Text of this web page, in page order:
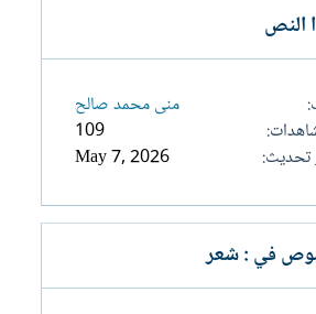
النص
منى محمد صالح
109
تحديث
May 7, 2026
في : شعر